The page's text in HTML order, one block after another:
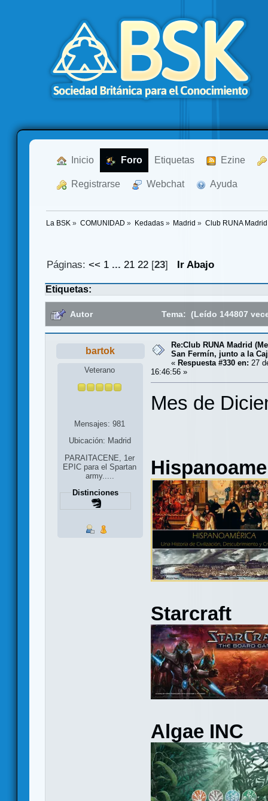
Inicio Foro Etiquetas Ezine
Registrarse Webchat Ayuda
La BSK » COMUNIDAD » Kedadas» Madrid » Club RUNA
Páginas:<< 1 ...21 22 [23] Ir Abajo
Etiquetas:
Autor Tema: (Leído 144807
bartok
Veterano
Mensajes: 981
Ubicación: Madrid
PARAITACENE, 1er
EPIC para el Spartan
army.....
Distinciones
Re:Club RUNA Madrid
San Fermín, junto a la
« Respuesta #330 en: 27
16:46:56 »
Mes de
Starcraft
Algae INC